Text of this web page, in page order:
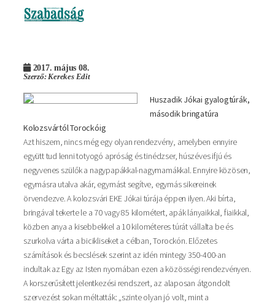
2017. május 08.
Szerző: Kerekes Edit
Huszadik Jókai gyalogtúrák,
második bringatúra
Kolozsvártól Torockóig
Azt hiszem, nincs még egy olyan rendezvény, amelyben ennyire
együtt tud lenni totyogó apróság és tinédzser, húszéves ifjú és
negyvenes szülők a nagypapákkal-nagymamákkal. Ennyire közösen,
egymásra utalva akár, egymást segítve, egymás sikereinek
örvendezve. A kolozsvári EKE Jókai túrája éppen ilyen. Aki bírta,
bringával tekerte le a 70 vagy 85 kilométert, apák lányaikkal, fiaikkal,
közben anya a kisebbekkel a 10 kilométeres túrát vállalta be és
szurkolva várta a bicikliseket a célban, Torockón. Előzetes
számítások és becslések szerint az idén mintegy 350-400-an
indultak az Egy az Isten nyomában ezen a közösségi rendezvényen.
A korszerűsített jelentkezési rendszert, az alaposan átgondolt
szervezést sokan méltatták: „szinte olyan jó volt, mint a